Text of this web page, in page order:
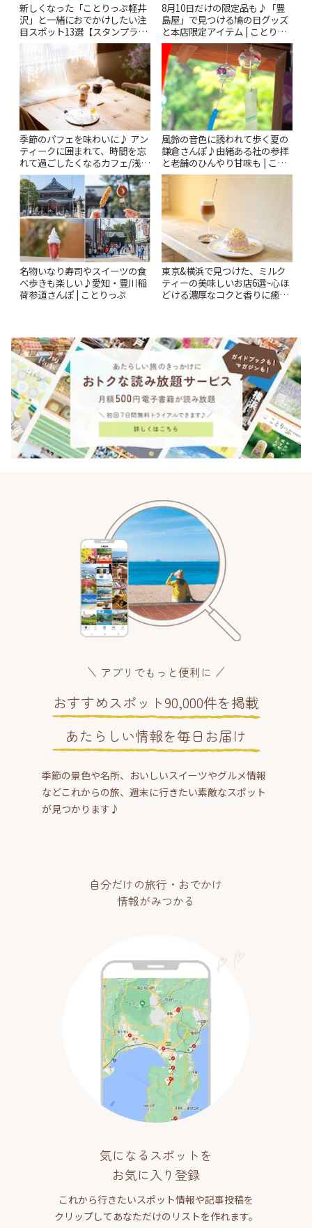
新しくなった「ことりっぷ軽井
沢」と一緒におでかけしたい注
目スポット13選【スタンプラリ
ー開催中】 | ことりっぷ
8月10日だけの限定品も♪「豊
島屋」で見つける鳩の日グッズ
と本店限定アイテム | ことりっ
ぷ
季節のパフェを味わいに♪ アン
ティークに囲まれて、時間を忘
れて過ごしたくなるカフェ/浅草
「annorum cafe」 | ことりっぷ
風鈴の音色に誘われて歩く夏の
鎌倉さんぽ♪由緒ある社の参拝
と老舗のひんやり甘味も | こと
りっぷ
名物いなり寿司やスイーツの食
べ歩きも楽しい♪愛知・豊川稲
荷参道さんぽ | ことりっぷ
東京&横浜で見つけた、ミルク
ティーの美味しいお店6選~心ほ
どける濃厚なコクと香りに癒や
アプリでもっと便利に
おすすめスポット90,000件を掲載
あたらしい情報を毎日お届け
季節の景色や名所、おいしいスイーツやグルメ情報
などこれからの旅、週末に行きたい素敵なスポット
が見つかります♪
自分だけの旅行・おでかけ
情報がみつかる
気になるスポットを
お気に入り登録
これから行きたいスポット情報や記事投稿を
クリップしてあなただけのリストを作れます。